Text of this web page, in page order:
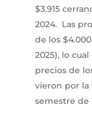
$3.915
2024. Las
de los
2025), lo
precios de
vieron por la
semestre de